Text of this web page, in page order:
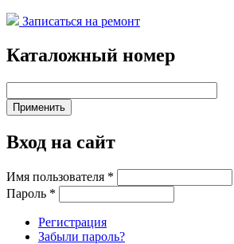
Записаться на ремонт
Каталожный номер
Вход на сайт
Имя пользователя *
Пароль *
Регистрация
Забыли пароль?